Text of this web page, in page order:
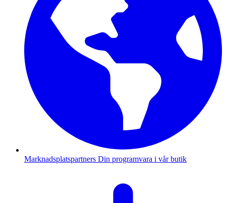
Marknadsplatspartners Din programvara i vår butik